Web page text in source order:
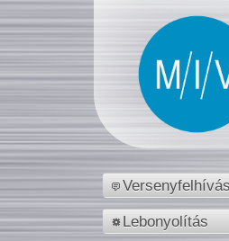
Versenyfelhívás
Lebonyolítás